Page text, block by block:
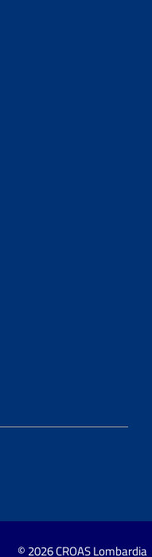
© 2026 CROAS Lombardia